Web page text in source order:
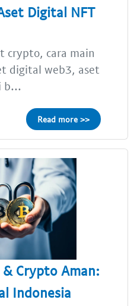
Digital NFT
crypto, cara main
digital web3, aset
b...
Read more >>
Crypto Aman:
Indonesia